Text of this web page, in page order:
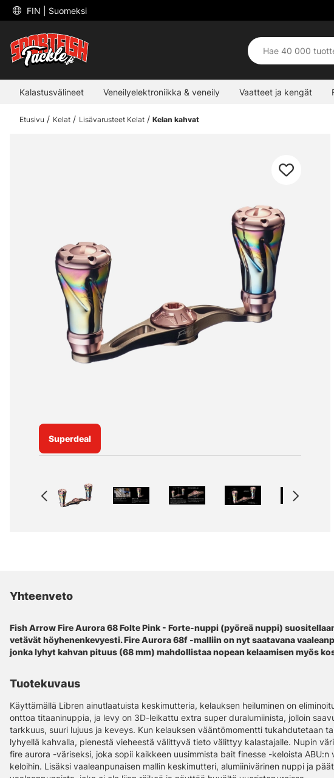
FIN | Suomeksi
Kalastusvälineet Veneilyelektroniikka & veneily Vaatteet ja kengät
Etusivu Kelat Lisävarusteet Kelat Kelan kahvat
Superdeal
Yhteenveto
Fish Arrow Fire Aurora 68 Folte Pink - Forte-nuppi (pyöreä nuppi)
vetävät höyhenenkevyesti. Fire Aurora 68f -malliin on nyt saatavana
jonka lyhyt kahvan pituus (68 mm) mahdollistaa nopean kelaamisen myös
Tuotekuvaus
Käyttämällä Libren ainutlaatuista keskimutteria, kelauksen heiluminen on
onttoa titaaninuppia, ja levy on 3D-leikattu extra super duralumiinista, jolloin
tarkkuus, suuri lujuus ja keveys. Kun kelauksen vääntömomentti tukahdutetaan
lyhyellä kahvalla, pienestä vieheestä välittyvä tieto välittyy kalastajalle. Nupin
fire aurora -väriseksi, joka sopii kaikkeen uusimmista bait finesse -keloista ABU:n
keloihin. Lisäksi vaaleanpunaisen mallin keskimutteri, alumiinivärinen nuppi ja